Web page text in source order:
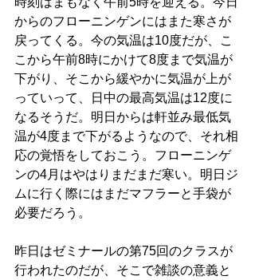
からのフローニンゲンにはまた寒さが
戻ってくる。今の気温は10度だが、こ
こから午前8時にかけて8度まで気温が
下がり、そこから緩やかに気温が上が
っていって、日中の最高気温は12度に
なるそうだ。明日からは軒並み最低気
温が4度まで下がるようなので、それ相
応の覚悟をしておこう。フローニンゲ
ンの4月はやはりまだまだ寒い。明日ジ
ムに行く際にはまだマフラーと手袋が
必要だろう。
昨日はゼミナールの第75回のクラスが
行われたのだが、そこで雑談の意義と